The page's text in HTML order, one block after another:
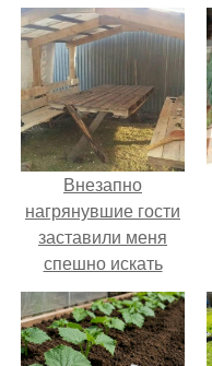
Внезапно
нагрянувшие гости
заставили меня
спешно искать
решение, так как на
обстоятельный
ремонт времени